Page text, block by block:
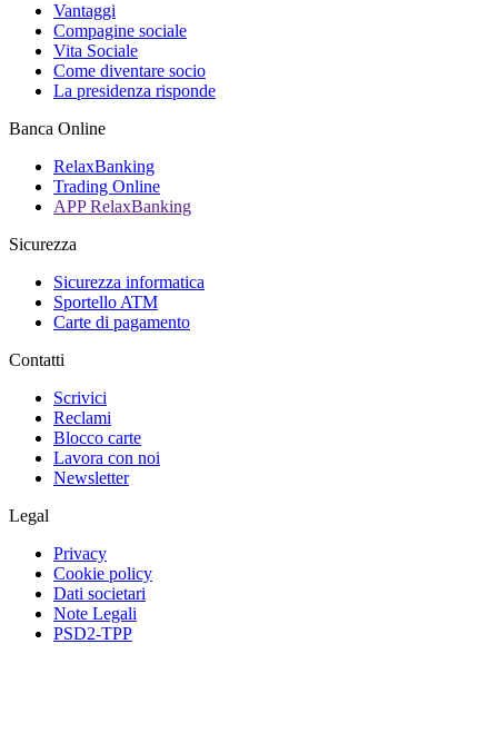
Vantaggi
Compagine sociale
Vita Sociale
Come diventare socio
La presidenza risponde
Banca Online
RelaxBanking
Trading Online
APP RelaxBanking
Sicurezza
Sicurezza informatica
Sportello ATM
Carte di pagamento
Contatti
Scrivici
Reclami
Blocco carte
Lavora con noi
Newsletter
Legal
Privacy
Cookie policy
Dati societari
Note Legali
PSD2-TPP